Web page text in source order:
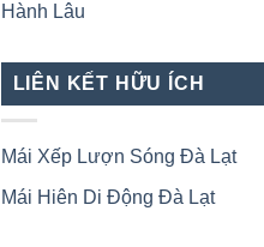
Hành Lâu
LIÊN KẾT HỮU ÍCH
Mái Xếp Lượn Sóng Đà Lạt
Mái Hiên Di Động Đà Lạt